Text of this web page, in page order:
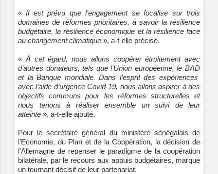
«Il est prévu que l’engagement se focalise sur trois
domaines de réformes prioritaires, à savoir la résilience
budgétaire, la résilience économique et la résilience face
au changement climatique », a-t-elle précisé.
« À cet égard, nous allons coopérer étroitement avec
d’autres donateurs, tels que l’Union européenne, le BAD
et la Banque mondiale. Dans l’esprit des expériences
avec l’aide d’urgence Covid-19, nous allons aspirer à des
objectifs communs pour les réformes structurelles et
nous tenons à réaliser ensemble un suivi de leur
atteinte », a-t-elle ajouté.
Pour le secrétaire général du ministère sénégalais de
l’Economie, du Plan et de la Coopération, la décision de
l’Allemagne de repenser le paradigme de la coopération
bilatérale, par le recours aux appuis budgétaires, marque
un tournant décisif de leur partenariat.